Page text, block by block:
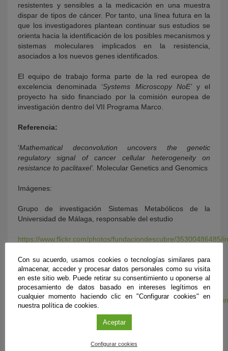
resistentes y sensibles a la medicación en una muestra
dispar de tipos de cáncer. Por tanto, una línea futura en la
que los investigadores plantean continuar sus estudios se
orienta hacia la identificación de los posibles mecanismos y
sistemas moleculares implicados en la resistencia,
asociados a los nuevos genes identificados.
El equipo de trabajo forma parte de la red europea de
excelencia denominada ‘Systems Microscopy NoE’y el
proyecto ha sido financiado por la comisión europea de
investigación dentro del VII Programa Marco.
Referencia:
‘Mathematical deconvolution uncovers the genetic
regulatory signal of cancer cellular heterogeneity on
resistance to paclitaxel’. Molecular Genetics and Genomics
Imágenes:
Grupo de investigación Sistemas Metabólicos de la
Universidad de Málaga, responsable del estudio
https://www.flickr.com/photos/fundaciondescubre/35300486485/
El estudio determina los genes resistentes a fármacos
contra el cáncer.
https://www.flickr.com/photos/fundaciondescubre/35300486835/
public/
FUNDACIÓN DESCUBRE
Departamento de Comunicación
Con su acuerdo, usamos cookies o tecnologías similares para
almacenar, acceder y procesar datos personales como su visita
en este sitio web. Puede retirar su consentimiento u oponerse al
procesamiento de datos basado en intereses legítimos en
cualquier momento haciendo clic en "Configurar cookies" en
nuestra política de cookies.
Aceptar
Configurar cookies